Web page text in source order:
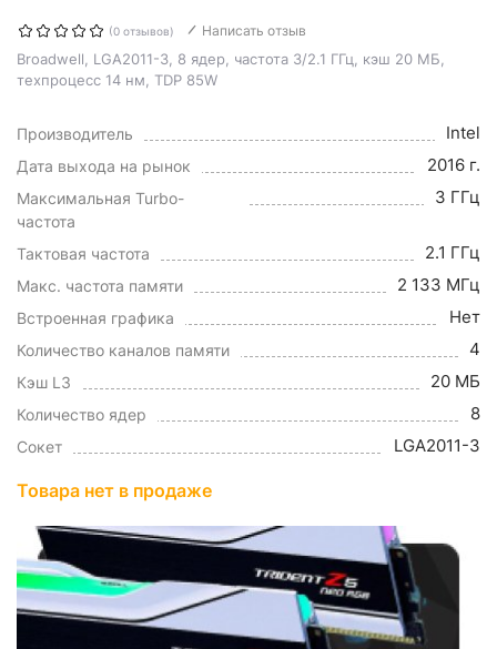
(0 отзывов) Написать отзыв
Broadwell, LGA2011-3, 8 ядер, частота 3/2.1 ГГц, кэш 20 МБ,
техпроцесс 14 нм, TDP 85W
Производитель Intel
Дата выхода на рынок 2016 г.
Максимальная Turbo-
частота
3 ГГц
Тактовая частота 2.1 ГГц
Макс. частота памяти 2 133 МГц
Встроенная графика Нет
Количество каналов памяти 4
Кэш L3 20 МБ
Количество ядер 8
Сокет LGA2011-3
Товара нет в продаже